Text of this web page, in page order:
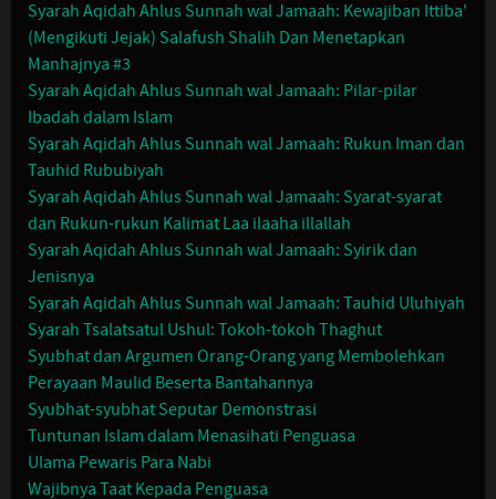
Syarah Aqidah Ahlus Sunnah wal Jamaah: Kewajiban Ittiba'
(Mengikuti Jejak) Salafush Shalih Dan Menetapkan
Manhajnya #3
Syarah Aqidah Ahlus Sunnah wal Jamaah: Pilar-pilar
Ibadah dalam Islam
Syarah Aqidah Ahlus Sunnah wal Jamaah: Rukun Iman dan
Tauhid Rububiyah
Syarah Aqidah Ahlus Sunnah wal Jamaah: Syarat-syarat
dan Rukun-rukun Kalimat Laa ilaaha illallah
Syarah Aqidah Ahlus Sunnah wal Jamaah: Syirik dan
Jenisnya
Syarah Aqidah Ahlus Sunnah wal Jamaah: Tauhid Uluhiyah
Syarah Tsalatsatul Ushul: Tokoh-tokoh Thaghut
Syubhat dan Argumen Orang-Orang yang Membolehkan
Perayaan Maulid Beserta Bantahannya
Syubhat-syubhat Seputar Demonstrasi
Tuntunan Islam dalam Menasihati Penguasa
Ulama Pewaris Para Nabi
Wajibnya Taat Kepada Penguasa